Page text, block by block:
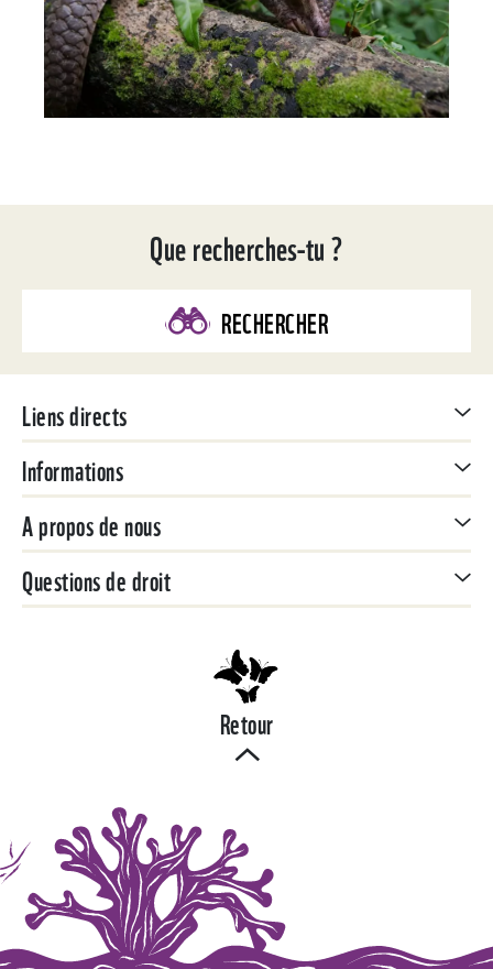
Que recherches-tu ?
RECHERCHER
Liens directs
Informations
A propos de nous
Questions de droit
Retour